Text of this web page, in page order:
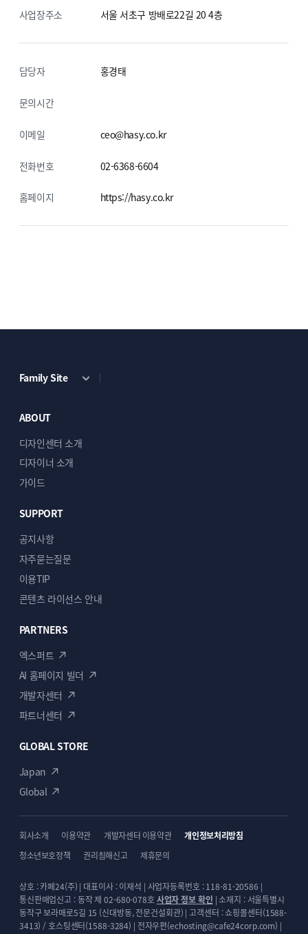
사업장주소 서울 서초구 방배로22길 20 4층
담당자 홍경태
문의시간
이메일 ceo@hasy.co.kr
전화번호 02-6368-6604
홈페이지 https://hasy.co.kr
Family Site
ABOUT
디자인센터 소개
디자이너 소개
가이드
SUPPORT
공지사항
자주묻는질문
이용TIP
콘텐츠 라이선스 안내
PARTNERS
엑스퍼트
AI 홈페이지 빌더
개발자센터
파트너센터
GLOBAL STORE
Japan
Global
회사소개 이용약관 개발자센터 이용약관
개인정보처리방침
청소년보호정책
권리침해신고 제휴문의
상호 : 카페24(주) | 대표이사 : 이재석 | 사업자등록번호 : 118-81-20586 |
통신판매업신고 : 동작 제 02-680-078호사업자 정보 확인 | 소재지 : 서울특별시
동작구 보라매로5길 15 (신대방동, 전문건설회관) | 고객센터 : 쇼핑몰센터(1588-
3413) / 호스팅센터(1588-3284) | 전자우편(echosting@cafe24corp.com) |